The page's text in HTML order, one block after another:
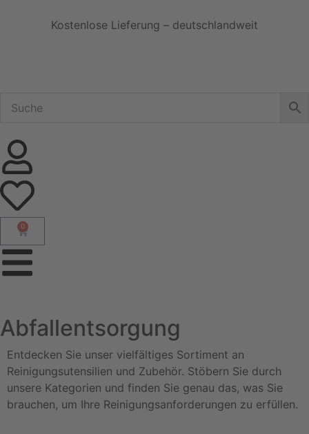
Kostenlose Lieferung – deutschlandweit
0
Abfallentsorgung
Entdecken Sie unser vielfältiges Sortiment an
Reinigungsutensilien und Zubehör. Stöbern Sie durch
unsere Kategorien und finden Sie genau das, was Sie
brauchen, um Ihre Reinigungsanforderungen zu erfüllen.